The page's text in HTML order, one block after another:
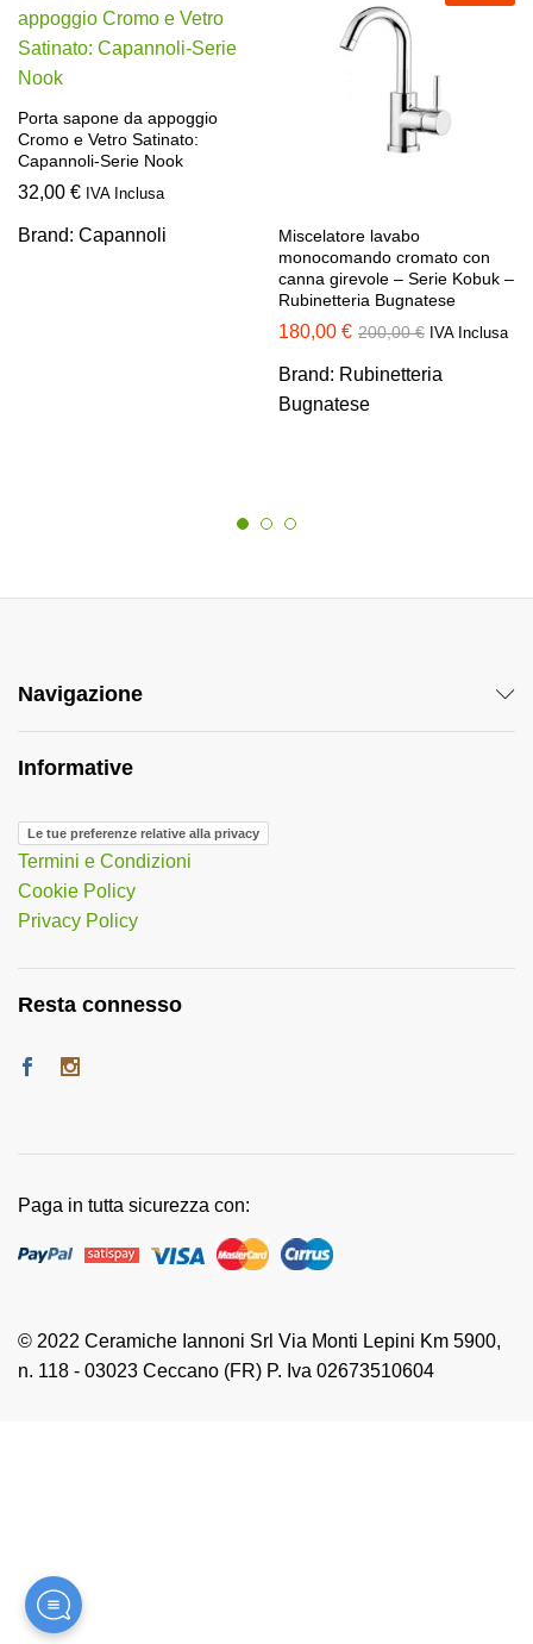
Porta sapone da appoggio
Cromo e Vetro Satinato:
Capannoli-Serie Nook
32,00 € IVA Inclusa
Brand: Capannoli
Miscelatore lavabo
monocomando cromato con
canna girevole – Serie Kobuk –
Rubinetteria Bugnatese
180,00 € 200,00€ IVA Inclusa
Brand: Rubinetteria
Bugnatese
Navigazione
Informative
Le tue preferenze relative alla privacy
Termini e Condizioni
Cookie Policy
Privacy Policy
Resta connesso
© 2022 Ceramiche Iannoni Srl Via Monti Lepini Km 5900,
n. 118 - 03023 Ceccano (FR) P. Iva 02673510604
Paga in tutta sicurezza con: